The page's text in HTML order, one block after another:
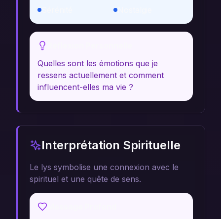
Nostalgie
Quelles sont les émotions que je
ressens actuellement et comment
influencent-elles ma vie ?
Interprétation Spirituelle
Le lys symbolise une connexion avec le
spirituel et une quête de sens.